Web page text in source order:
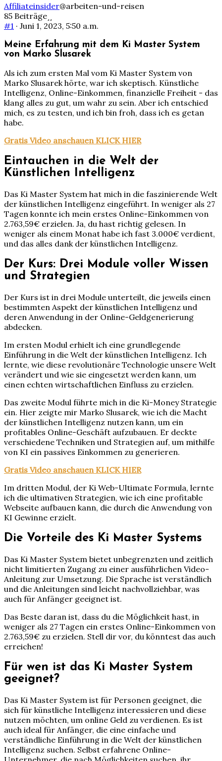
Affiliateinsider@arbeiten-und-reisen
85 Beiträge
#1 · Juni 1, 2023, 5:50 a.m.
Meine Erfahrung mit dem Ki Master System
von Marko Slusarek
Als ich zum ersten Mal vom Ki Master System von
Marko Slusarek hörte, war ich skeptisch. Künstliche
Intelligenz, Online-Einkommen, finanzielle Freiheit - das
klang alles zu gut, um wahr zu sein. Aber ich entschied
mich, es zu testen, und ich bin froh, dass ich es getan
habe.
Gratis Video anschauen KLICK HIER
Eintauchen in die Welt der
Künstlichen Intelligenz
Das Ki Master System hat mich in die faszinierende Welt
der künstlichen Intelligenz eingeführt. In weniger als 27
Tagen konnte ich mein erstes Online-Einkommen von
2.763,59€ erzielen. Ja, du hast richtig gelesen. In
weniger als einem Monat habe ich fast 3.000€ verdient,
und das alles dank der künstlichen Intelligenz.
Der Kurs: Drei Module voller Wissen
und Strategien
Der Kurs ist in drei Module unterteilt, die jeweils einen
bestimmten Aspekt der künstlichen Intelligenz und
deren Anwendung in der Online-Geldgenerierung
abdecken.
Im ersten Modul erhielt ich eine grundlegende
Einführung in die Welt der künstlichen Intelligenz. Ich
lernte, wie diese revolutionäre Technologie unsere Welt
verändert und wie sie eingesetzt werden kann, um
einen echten wirtschaftlichen Einfluss zu erzielen.
Das zweite Modul führte mich in die Ki-Money Strategie
ein. Hier zeigte mir Marko Slusarek, wie ich die Macht
der künstlichen Intelligenz nutzen kann, um ein
profitables Online-Geschäft aufzubauen. Er deckte
verschiedene Techniken und Strategien auf, um mithilfe
von KI ein passives Einkommen zu generieren.
Gratis Video anschauen KLICK HIER
Im dritten Modul, der Ki Web-Ultimate Formula, lernte
ich die ultimativen Strategien, wie ich eine profitable
Webseite aufbauen kann, die durch die Anwendung von
KI Gewinne erzielt.
Die Vorteile des Ki Master Systems
Das Ki Master System bietet unbegrenzten und zeitlich
nicht limitierten Zugang zu einer ausführlichen Video-
Anleitung zur Umsetzung. Die Sprache ist verständlich
und die Anleitungen sind leicht nachvollziehbar, was
auch für Anfänger geeignet ist.
Das Beste daran ist, dass du die Möglichkeit hast, in
weniger als 27 Tagen ein erstes Online-Einkommen von
2.763,59€ zu erzielen. Stell dir vor, du könntest das auch
erreichen!
Für wen ist das Ki Master System
geeignet?
Das Ki Master System ist für Personen geeignet, die
sich für künstliche Intelligenz interessieren und diese
nutzen möchten, um online Geld zu verdienen. Es ist
auch ideal für Anfänger, die eine einfache und
verständliche Einführung in die Welt der künstlichen
Intelligenz suchen. Selbst erfahrene Online-